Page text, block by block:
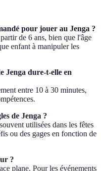
pour jouer au Jenga ?
de 6 ans, bien que l'âge
enfant à manipuler les
Jenga dure-t-elle en
entre 10 à 30 minutes,
de Jenga ?
utilisées dans les fêtes
ou des gages en fonction de
?
plane. Pour les événements